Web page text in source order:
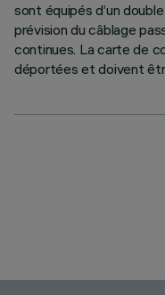
sont équipés d’un
prévision du câblage
continues. La carte de
déportées et doivent